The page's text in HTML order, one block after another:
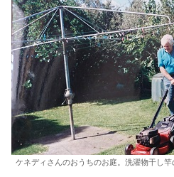
ケネディさんのおうちのお庭。洗濯物干し竿